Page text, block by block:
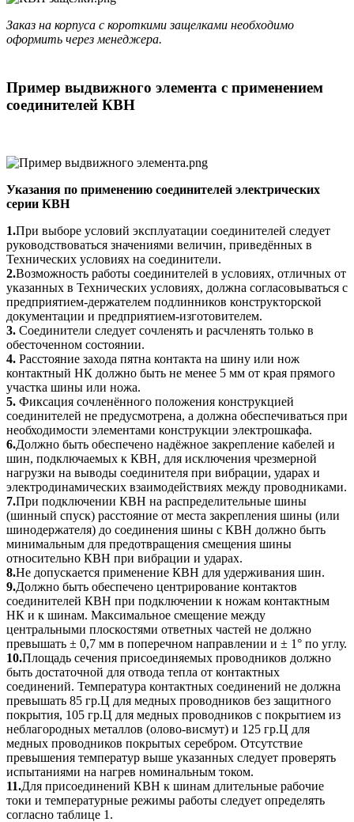
Заказ на корпуса с короткими защелками необходимо
оформить через менеджера.
Пример выдвижного элемента с применением
соединителей КВН
Указания по применению соединителей электрических
серии КВН
1.При выборе условий эксплуатации соединителей следует
руководствоваться значениями величин, приведённых в
Технических условиях на соединители.
2.Возможность работы соединителей в условиях, отличных от
указанных в Технических условиях, должна согласовываться с
предприятием-держателем подлинников конструкторской
документации и предприятием-изготовителем.
3. Соединители следует сочленять и расчленять только в
обесточенном состоянии.
4. Расстояние захода пятна контакта на шину или нож
контактный НК должно быть не менее 5 мм от края прямого
участка шины или ножа.
5. Фиксация сочленённого положения конструкцией
соединителей не предусмотрена, а должна обеспечиваться при
необходимости элементами конструкции электрошкафа.
6.Должно быть обеспечено надёжное закрепление кабелей и
шин, подключаемых к КВН, для исключения чрезмерной
нагрузки на выводы соединителя при вибрации, ударах и
электродинамических взаимодействиях между проводниками.
7.При подключении КВН на распределительные шины
(шинный спуск) расстояние от места закрепления шины (или
шинодержателя) до соединения шины с КВН должно быть
минимальным для предотвращения смещения шины
относительно КВН при вибрации и ударах.
8.Не допускается применение КВН для удерживания шин.
9.Должно быть обеспечено центрирование контактов
соединителей КВН при подключении к ножам контактным
НК и к шинам. Максимальное смещение между
центральными плоскостями ответных частей не должно
превышать ± 0,7 мм в поперечном направлении и ± 1° по углу.
10.Площадь сечения присоединяемых проводников должно
быть достаточной для отвода тепла от контактных
соединений. Температура контактных соединений не должна
превышать 85 гр.Ц для медных проводников без защитного
покрытия, 105 гр.Ц для медных проводников с покрытием из
неблагородных металлов (олово-висмут) и 125 гр.Ц для
медных проводников покрытых серебром. Отсутствие
превышения температур выше указанных следует проверять
испытаниями на нагрев номинальным током.
11.Для присоединений КВН к шинам длительные рабочие
токи и температурные режимы работы следует определять
согласно таблице 1.